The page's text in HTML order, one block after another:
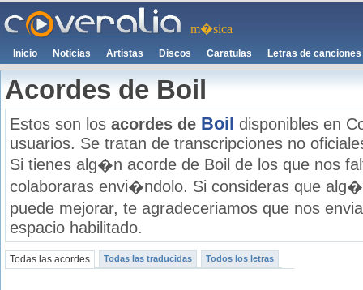
m�sica
Inicio Noticias Artistas Discos Caratulas Letras de canciones
Acordes de Boil
Estos son los acordes de Boil disponibles en
usuarios. Se tratan de transcripciones no
Si tienes alg�n acorde de Boil de los que nos
colaboraras envi�ndolo. Si consideras que
puede mejorar, te agradeceriamos que nos
espacio habilitado.
Todas las acordes Todas las traducidas Todos los letras